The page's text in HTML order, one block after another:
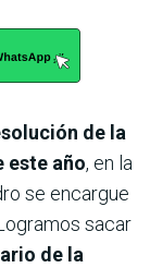
de la
este año, en la
se encargue
sacar
de la